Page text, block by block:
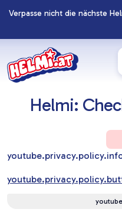
Navigation
Zum
Verpasse nicht die nächste
Helmi: